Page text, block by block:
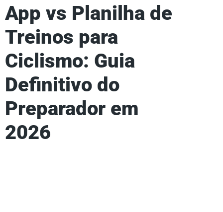
App vs Planilha de
Treinos para
Ciclismo: Guia
Definitivo do
Preparador em
2026